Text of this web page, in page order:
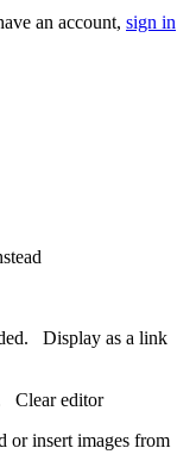
an account, sign in
Display as a link
Clear editor
or insert images from